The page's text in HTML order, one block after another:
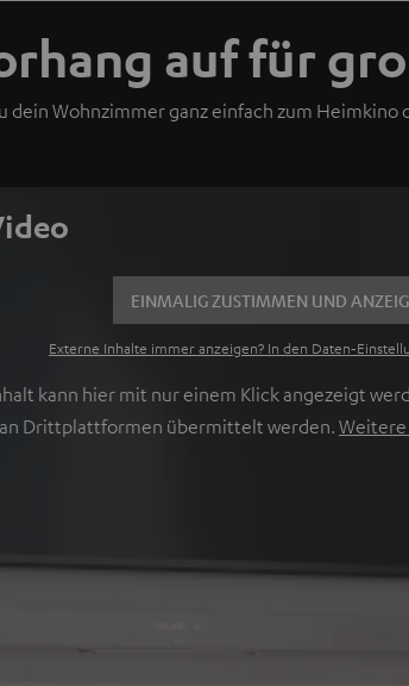
auf für
dein Wohnzimmer ganz einfach zum
EINMALIG ZUSTIMMEN UND
Externe Inhalte immer anzeigen? In den
kann hier mit nur einem Klick angezeigt
Drittplattformen übermittelt werden.